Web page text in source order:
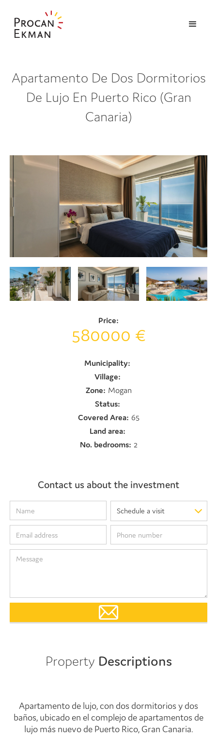
Apartamento De Dos Dormitorios
De Lujo En Puerto Rico (Gran
Canaria)
Price:
580000 €
Municipality:
Village:
Zone: Mogan
Status:
Covered Area: 65
Land area:
No. bedrooms: 2
Contact us about the investment
Property Descriptions
Apartamento de lujo, con dos dormitorios y dos
baños, ubicado en el complejo de apartamentos de
lujo más nuevo de Puerto Rico, Gran Canaria.